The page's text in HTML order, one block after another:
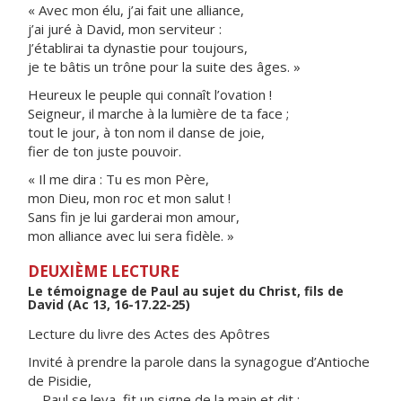
« Avec mon élu, j’ai fait une alliance,
j’ai juré à David, mon serviteur :
J’établirai ta dynastie pour toujours,
je te bâtis un trône pour la suite des âges. »
Heureux le peuple qui connaît l’ovation !
Seigneur, il marche à la lumière de ta face ;
tout le jour, à ton nom il danse de joie,
fier de ton juste pouvoir.
« Il me dira : Tu es mon Père,
mon Dieu, mon roc et mon salut !
Sans fin je lui garderai mon amour,
mon alliance avec lui sera fidèle. »
DEUXIÈME LECTURE
Le témoignage de Paul au sujet du Christ, fils de
David (Ac 13, 16-17.22-25)
Lecture du livre des Actes des Apôtres
Invité à prendre la parole dans la synagogue d’Antioche
de Pisidie,